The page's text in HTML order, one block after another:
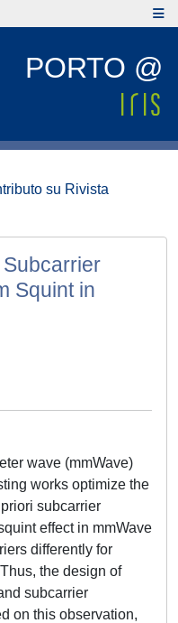
PORTO @
su Rivista
Squint in
wave (mmWave)
works optimize the
subcarrier
effect in mmWave
differently for
the design of
subcarrier
on this observation,